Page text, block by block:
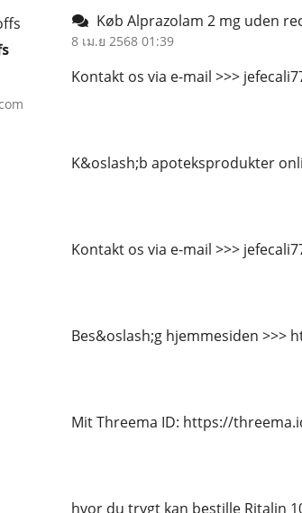
Køb Alprazolam 2 mg uden
8 เม.ย 2568 01:39
Kontakt os via e-mail >>>
K&oslash;b apoteksprodukter
Kontakt os via e-mail >>>
Bes&oslash;g hjemmesiden >>>
Mit Threema ID: https://
hvor du trygt kan bestille Ritalin